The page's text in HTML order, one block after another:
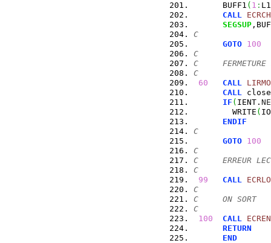
      BUFF1
( 1 : L1
CALL
SEGSUP
C
GOTO 100
C
C     FERMETURE
C
60
CALL
CALL
IF ( IENT. NE
        WRITE
(
ENDIF
C
GOTO 100
C
C     ERREUR
C
99
CALL
C
C     ON SORT
C
100
CALL
RETURN
END